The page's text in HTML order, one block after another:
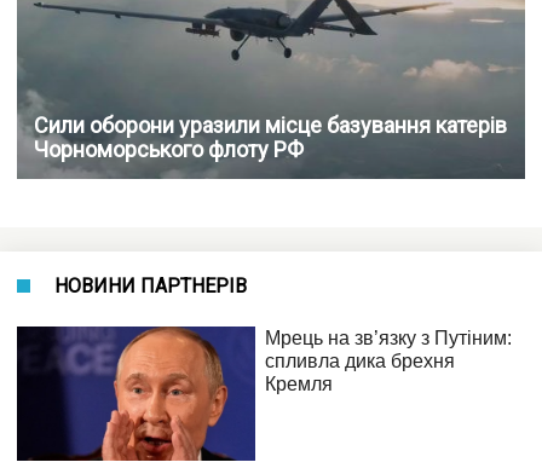
Сили оборони уразили місце базування катерів
Чорноморського флоту РФ
НОВИНИ ПАРТНЕРІВ